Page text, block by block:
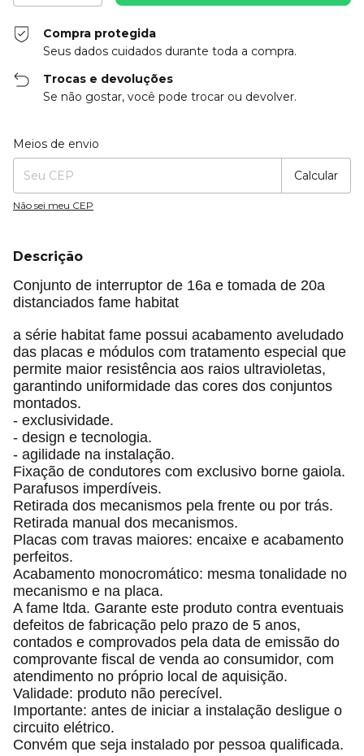
Compra protegida
Seus dados cuidados durante toda a compra.
Trocas e devoluções
Se não gostar, você pode trocar ou devolver.
Entregas para o CEP:
Meios de envio
Calcular
Não sei meu CEP
Descrição
Conjunto de interruptor de 16a e tomada de 20a
distanciados fame habitat
a série habitat fame possui acabamento aveludado
das placas e módulos com tratamento especial que
permite maior resistência aos raios ultravioletas,
garantindo uniformidade das cores dos conjuntos
montados.
- exclusividade.
- design e tecnologia.
- agilidade na instalação.
Fixação de condutores com exclusivo borne gaiola.
Parafusos imperdíveis.
Retirada dos mecanismos pela frente ou por trás.
Retirada manual dos mecanismos.
Placas com travas maiores: encaixe e acabamento
perfeitos.
Acabamento monocromático: mesma tonalidade no
mecanismo e na placa.
A fame ltda. Garante este produto contra eventuais
defeitos de fabricação pelo prazo de 5 anos,
contados e comprovados pela data de emissão do
comprovante fiscal de venda ao consumidor, com
atendimento no próprio local de aquisição.
Validade: produto não perecível.
Importante: antes de iniciar a instalação desligue o
circuito elétrico.
Convém que seja instalado por pessoa qualificada.